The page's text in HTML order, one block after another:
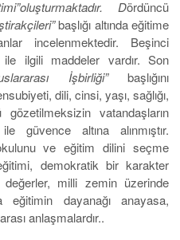
Dördüncü
başlığı altında eğitime
incelenmektedir. Beşinci
ile ilgili maddeler vardır. Son
İşbirliği” başlığını
dili, cinsi, yaşı, sağlığı,
vatandaşların
güvence altına alınmıştır.
ve eğitim dilini seçme
demokratik bir karakter
milli zemin üzerinde
eğitimin dayanağı anayasa,
anlaşmalardır..